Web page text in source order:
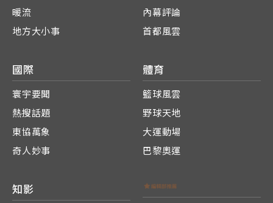
暖流
地方大小事
內幕評論
首都風雲
國際
寰宇要聞
熱搜話題
東協萬象
奇人妙事
體育
籃球風雲
野球天地
大運動場
巴黎奧運
知影